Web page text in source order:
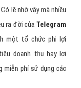
lẽ nhờ vậy mà nhiều
ra đời củaTelegram
một tổ chức phi lợi
doanh thu hay lợi
miễn phí sử dụng các